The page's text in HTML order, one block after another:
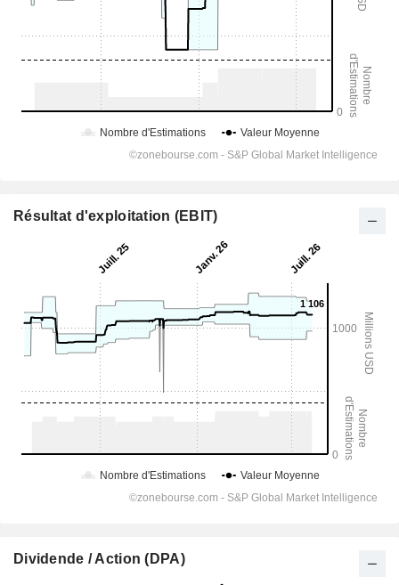
Résultat d'exploitation (EBIT)
Dividende / Action (DPA)